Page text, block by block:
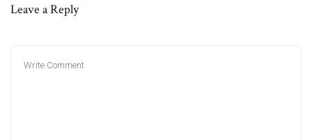
Leave a Reply